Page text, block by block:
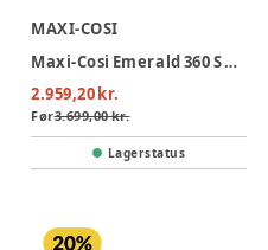
MAXI-COSI
Maxi-Cosi Emerald 360 S Autostol - Tonal Black
2.959,20 kr.
Før3.699,00 kr.
Lagerstatus